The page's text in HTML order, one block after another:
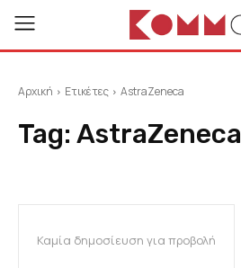
Αρχική Ετικέτες AstraZeneca
Tag: AstraZeneca
Καμία δημοσίευση για προβολή